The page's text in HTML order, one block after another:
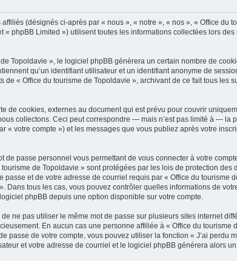
(désignés ci-après par « nous », « notre », « nos », « Office du
phpBB Limited ») utilisent toutes les informations collectées lors des
Topoldavie », le logiciel phpBB génèrera un certain nombre de
qu’un identifiant utilisateur et un identifiant anonyme de
« Office du tourisme de Topoldavie », archivant de ce fait tous les
de cookies, externes au document qui est prévu pour couvrir
collectons. Ceci peut correspondre — mais n’est pas limité à — la
« votre compte ») et les messages que vous publiez après votre
passe personnel vous permettant de vous connecter à votre
de Topoldavie » sont protégées par les lois de protection des
et de votre adresse de courriel requis par « Office du tourisme
tous les cas, vous pouvez contrôler quelles informations de
phpBB depuis une option disponible sur votre compte.
ne pas utiliser le même mot de passe sur plusieurs sites internet
En aucun cas une personne affiliée à « Office du tourisme
de votre compte, vous pouvez utiliser la fonction « J’ai perdu
et votre adresse de courriel et le logiciel phpBB générera alors